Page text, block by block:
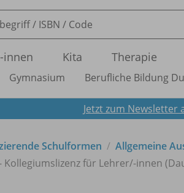
-innen Kita Therapie
Gymnasium Berufliche Bildung
Jetzt zum Newsletter
Schulformen
Allgemeine
Kollegiumslizenz für Lehrer/-innen